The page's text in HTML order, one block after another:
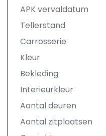
APK vervaldatum
Tellerstand
Carrosserie
Kleur
Bekleding
Interieurkleur
Aantal deuren
Aantal zitplaatsen